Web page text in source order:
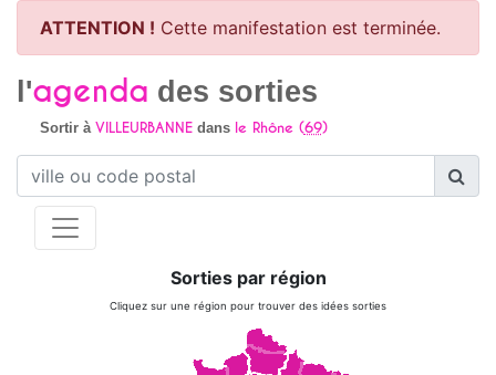
ATTENTION ! Cette manifestation est terminée.
l'agenda des sorties
Sortir à VILLEURBANNEdans le Rhône (69)
Sorties par région
Cliquez sur une région pour trouver des idées sorties